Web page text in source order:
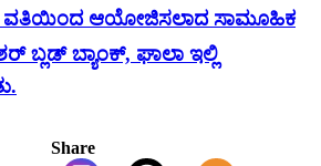
ವತಿಯಿಂದ ಆಯೋಜಿಸಲಾದ ಸಾಮೂಹಿಕ
ಬ್ಲಡ್ ಬ್ಯಾಂಕ್, ಘಾಲಾ ಇಲ್ಲಿ
Share